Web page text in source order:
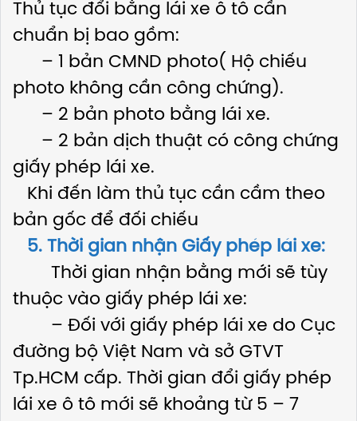
Thủ tục đổi bằng lái xe ô tô cần
chuẩn bị bao gồm:
– 1 bản CMND photo( Hộ chiếu
photo không cần công chứng).
– 2 bản photo bằng lái xe.
– 2 bản dịch thuật có công chứng
giấy phép lái xe.
Khi đến làm thủ tục cần cầm theo
bản gốc để đối chiếu
5. Thời gian nhận Giấy phép lái xe:
Thời gian nhận bằng mới sẽ tùy
thuộc vào giấy phép lái xe:
– Đối với giấy phép lái xe do Cục
đường bộ Việt Nam và sở GTVT
Tp.HCM cấp. Thời gian đổi giấy phép
lái xe ô tô mới sẽ khoảng từ 5 – 7